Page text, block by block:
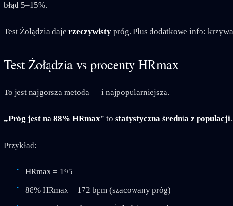
błąd 5–15%.
Test Żołądzia daje rzeczywisty próg. Plus dodatkowe info:
Test Żołądzia vs procenty HRmax
To jest najgorsza metoda — i najpopularniejsza.
„Próg jest na 88% HRmax" to statystyczna średnia z populacji
Przykład:
HRmax = 195
88% HRmax = 172 bpm (szacowany próg)